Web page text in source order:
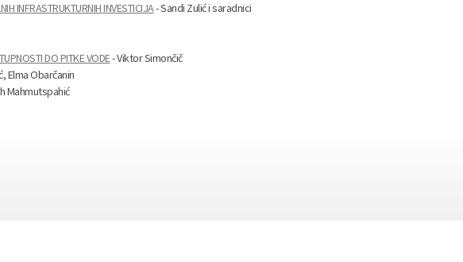
INFRASTRUKTURNIH INVESTICIJA- Sandi Zulić i saradnici
DO PITKE VODE- Viktor Simončič
Elma Obarčanin
Mahmutspahić